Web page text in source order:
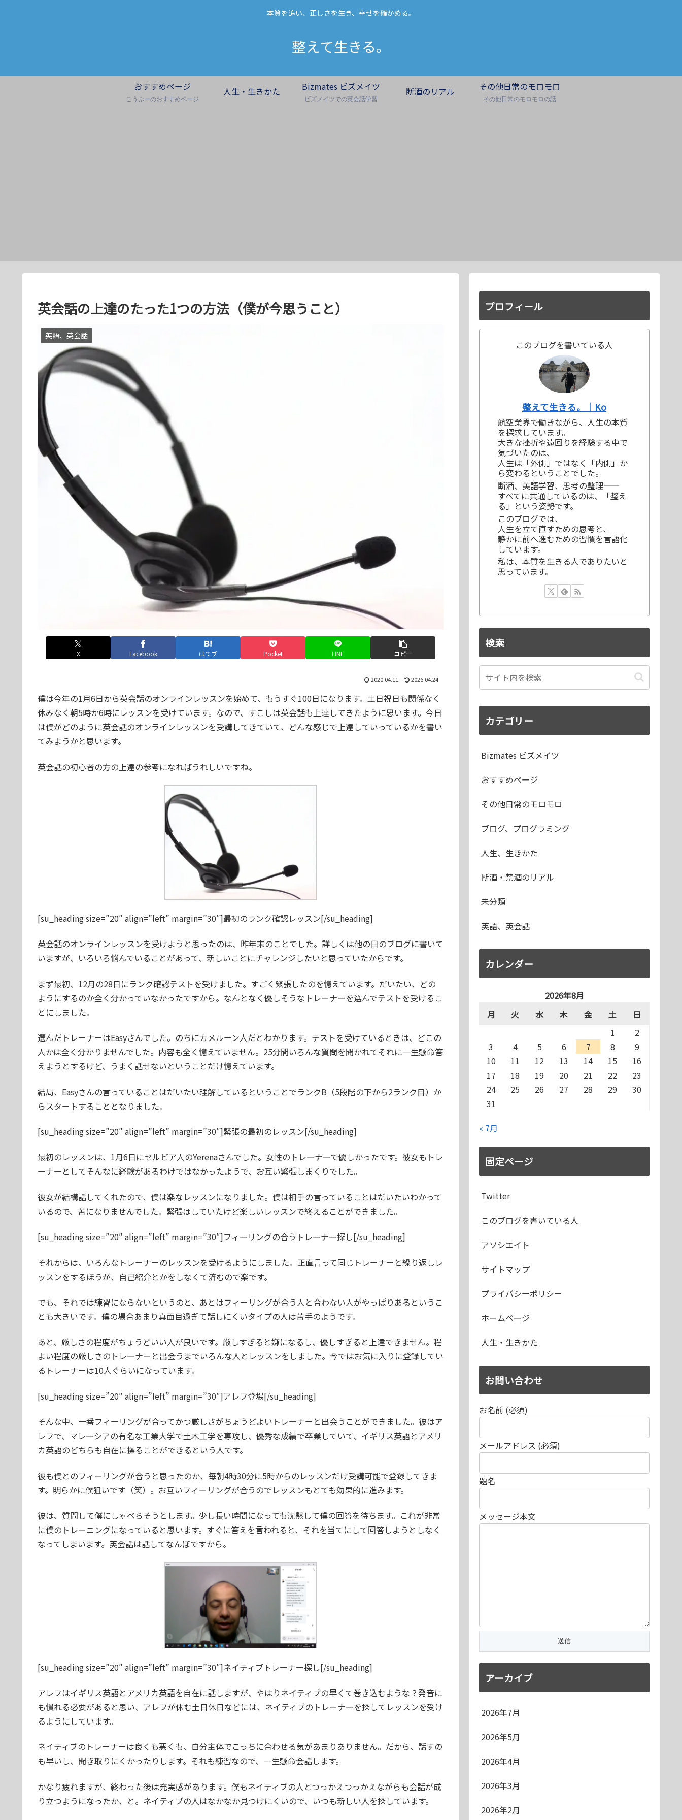
本質を追い、正しさを生き、幸せを確かめる。
整えて生きる。
おすすめページ
こうぷーのおすすめページ
人生・生きかた Bizmates ビズメイツ
ビズメイツでの英会話学習
断酒のリアル その他日常のモロモロ
その他日常のモロモロの話
英会話の上達のたった1つの方法（僕が今思うこと）
英語、英会話
X Facebook はてブ Pocket LINE コピー
2020.04.11 2026.04.24
僕は今年の1月6日から英会話のオンラインレッスンを始めて、もうすぐ100日になります。土日祝日も関係なく
休みなく朝5時か6時にレッスンを受けています。なので、すこしは英会話も上達してきたように思います。今日
は僕がどのように英会話のオンラインレッスンを受講してきていて、どんな感じで上達していっているかを書い
てみようかと思います。
英会話の初心者の方の上達の参考になればうれしいですね。
[su_heading size=”20″ align=”left” margin=”30″]最初のランク確認レッスン[/su_heading]
英会話のオンラインレッスンを受けようと思ったのは、昨年末のことでした。詳しくは他の日のブログに書いて
いますが、いろいろ悩んでいることがあって、新しいことにチャレンジしたいと思っていたからです。
まず最初、12月の28日にランク確認テストを受けました。すごく緊張したのを憶えています。だいたい、どの
ようにするのか全く分かっていなかったですから。なんとなく優しそうなトレーナーを選んでテストを受けるこ
とにしました。
選んだトレーナーはEasyさんでした。のちにカメルーン人だとわかります。テストを受けているときは、どこの
人かは全く分かりませんでした。内容も全く憶えていません。25分間いろんな質問を聞かれてそれに一生懸命答
えようとするけど、うまく話せないということだけ憶えています。
結局、Easyさんの言っていることはだいたい理解しているということでランクB（5段階の下から2ランク目）か
らスタートすることとなりました。
[su_heading size=”20″ align=”left” margin=”30″]緊張の最初のレッスン[/su_heading]
最初のレッスンは、1月6日にセルビア人のYerenaさんでした。女性のトレーナーで優しかったです。彼女もトレ
ーナーとしてそんなに経験があるわけではなかったようで、お互い緊張しまくりでした。
彼女が結構話してくれたので、僕は楽なレッスンになりました。僕は相手の言っていることはだいたいわかって
いるので、苦になりませんでした。緊張はしていたけど楽しいレッスンで終えることができました。
[su_heading size=”20″ align=”left” margin=”30″]フィーリングの合うトレーナー探し[/su_heading]
それからは、いろんなトレーナーのレッスンを受けるようにしました。正直言って同じトレーナーと繰り返しレ
ッスンをするほうが、自己紹介とかをしなくて済むので楽です。
でも、それでは練習にならないというのと、あとはフィーリングが合う人と合わない人がやっぱりあるというこ
とも大きいです。僕の場合あまり真面目過ぎて話しにくいタイプの人は苦手のようです。
あと、厳しさの程度がちょうどいい人が良いです。厳しすぎると嫌になるし、優しすぎると上達できません。程
よい程度の厳しさのトレーナーと出会うまでいろんな人とレッスンをしました。今ではお気に入りに登録してい
るトレーナーは10人ぐらいになっています。
[su_heading size=”20″ align=”left” margin=”30″]アレフ登場[/su_heading]
そんな中、一番フィーリングが合ってかつ厳しさがちょうどよいトレーナーと出会うことができました。彼はア
レフで、マレーシアの有名な工業大学で土木工学を専攻し、優秀な成績で卒業していて、イギリス英語とアメリ
カ英語のどちらも自在に操ることができるという人です。
彼も僕とのフィーリングが合うと思ったのか、毎朝4時30分に5時からのレッスンだけ受講可能で登録してきま
す。明らかに僕狙いです（笑）。お互いフィーリングが合うのでレッスンもとても効果的に進みます。
彼は、質問して僕にしゃべらそうとします。少し長い時間になっても沈黙して僕の回答を待ちます。これが非常
に僕のトレーニングになっていると思います。すぐに答えを言われると、それを当てにして回答しようとしなく
なってしまいます。英会話は話してなんぼですから。
[su_heading size=”20″ align=”left” margin=”30″]ネイティブトレーナー探し[/su_heading]
アレフはイギリス英語とアメリカ英語を自在に話しますが、やはりネイティブの早くて巻き込むような？発音に
も慣れる必要があると思い、アレフが休む土日休日などには、ネイティブのトレーナーを探してレッスンを受け
るようにしています。
ネイティブのトレーナーは良くも悪くも、自分主体でこっちに合わせる気があまりありません。だから、話すの
も早いし、聞き取りにくかったりします。それも練習なので、一生懸命会話します。
かなり疲れますが、終わった後は充実感があります。僕もネイティブの人とつっかえつっかえながらも会話が成
り立つようになったか、と。ネイティブの人はなかなか見つけにくいので、いつも新しい人を探しています。
プロフィール
このブログを書いている人
整えて生きる。｜Ko
航空業界で働きながら、人生の本質
を探求しています。
大きな挫折や遠回りを経験する中で
気づいたのは、
人生は「外側」ではなく「内側」か
ら変わるということでした。
断酒、英語学習、思考の整理——
すべてに共通しているのは、「整え
る」という姿勢です。
このブログでは、
人生を立て直すための思考と、
静かに前へ進むための習慣を言語化
しています。
私は、本質を生きる人でありたいと
思っています。
検索
カテゴリー
Bizmates ビズメイツ
おすすめページ
その他日常のモロモロ
ブログ、プログラミング
人生、生きかた
断酒・禁酒のリアル
未分類
英語、英会話
カレンダー
2026年8月
月
火 水 木 金 土
日
1
2
3
4 5 6 7 8
9
10
11 12 13 14 15
16
17
18 19 20 21 22
23
24
25 26 27 28 29
30
31
« 7月
固定ページ
Twitter
このブログを書いている人
アソシエイト
サイトマップ
プライバシーポリシー
ホームページ
人生・生きかた
お問い合わせ
お名前 (必須)
メールアドレス (必須)
題名
メッセージ本文
アーカイブ
2026年7月
2026年5月
2026年4月
2026年3月
2026年2月